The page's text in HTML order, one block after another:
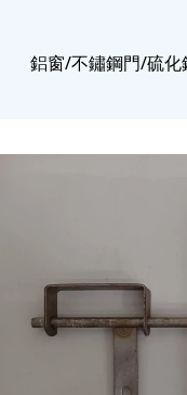
鋁窗/不鏽鋼門/硫